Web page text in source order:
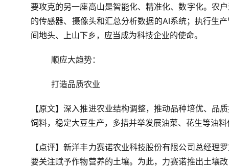
要攻克的另一座高山是智能化、精准化、数字化。农
的传感器、摄像头和汇总分析数据的AI系统；执行生
间地头、上山下乡，应当成为科技企业的使命。
顺应大趋势：
打造品质农业
【原文】深入推进农业结构调整，推动品种培优、品
饲料，稳定大豆生产，多措并举发展油菜、花生等油
【点评】新洋丰力赛诺农业科技股份有限公司总经理
要关注赋予作物营养的土壤。为此，力赛诺推出土壤